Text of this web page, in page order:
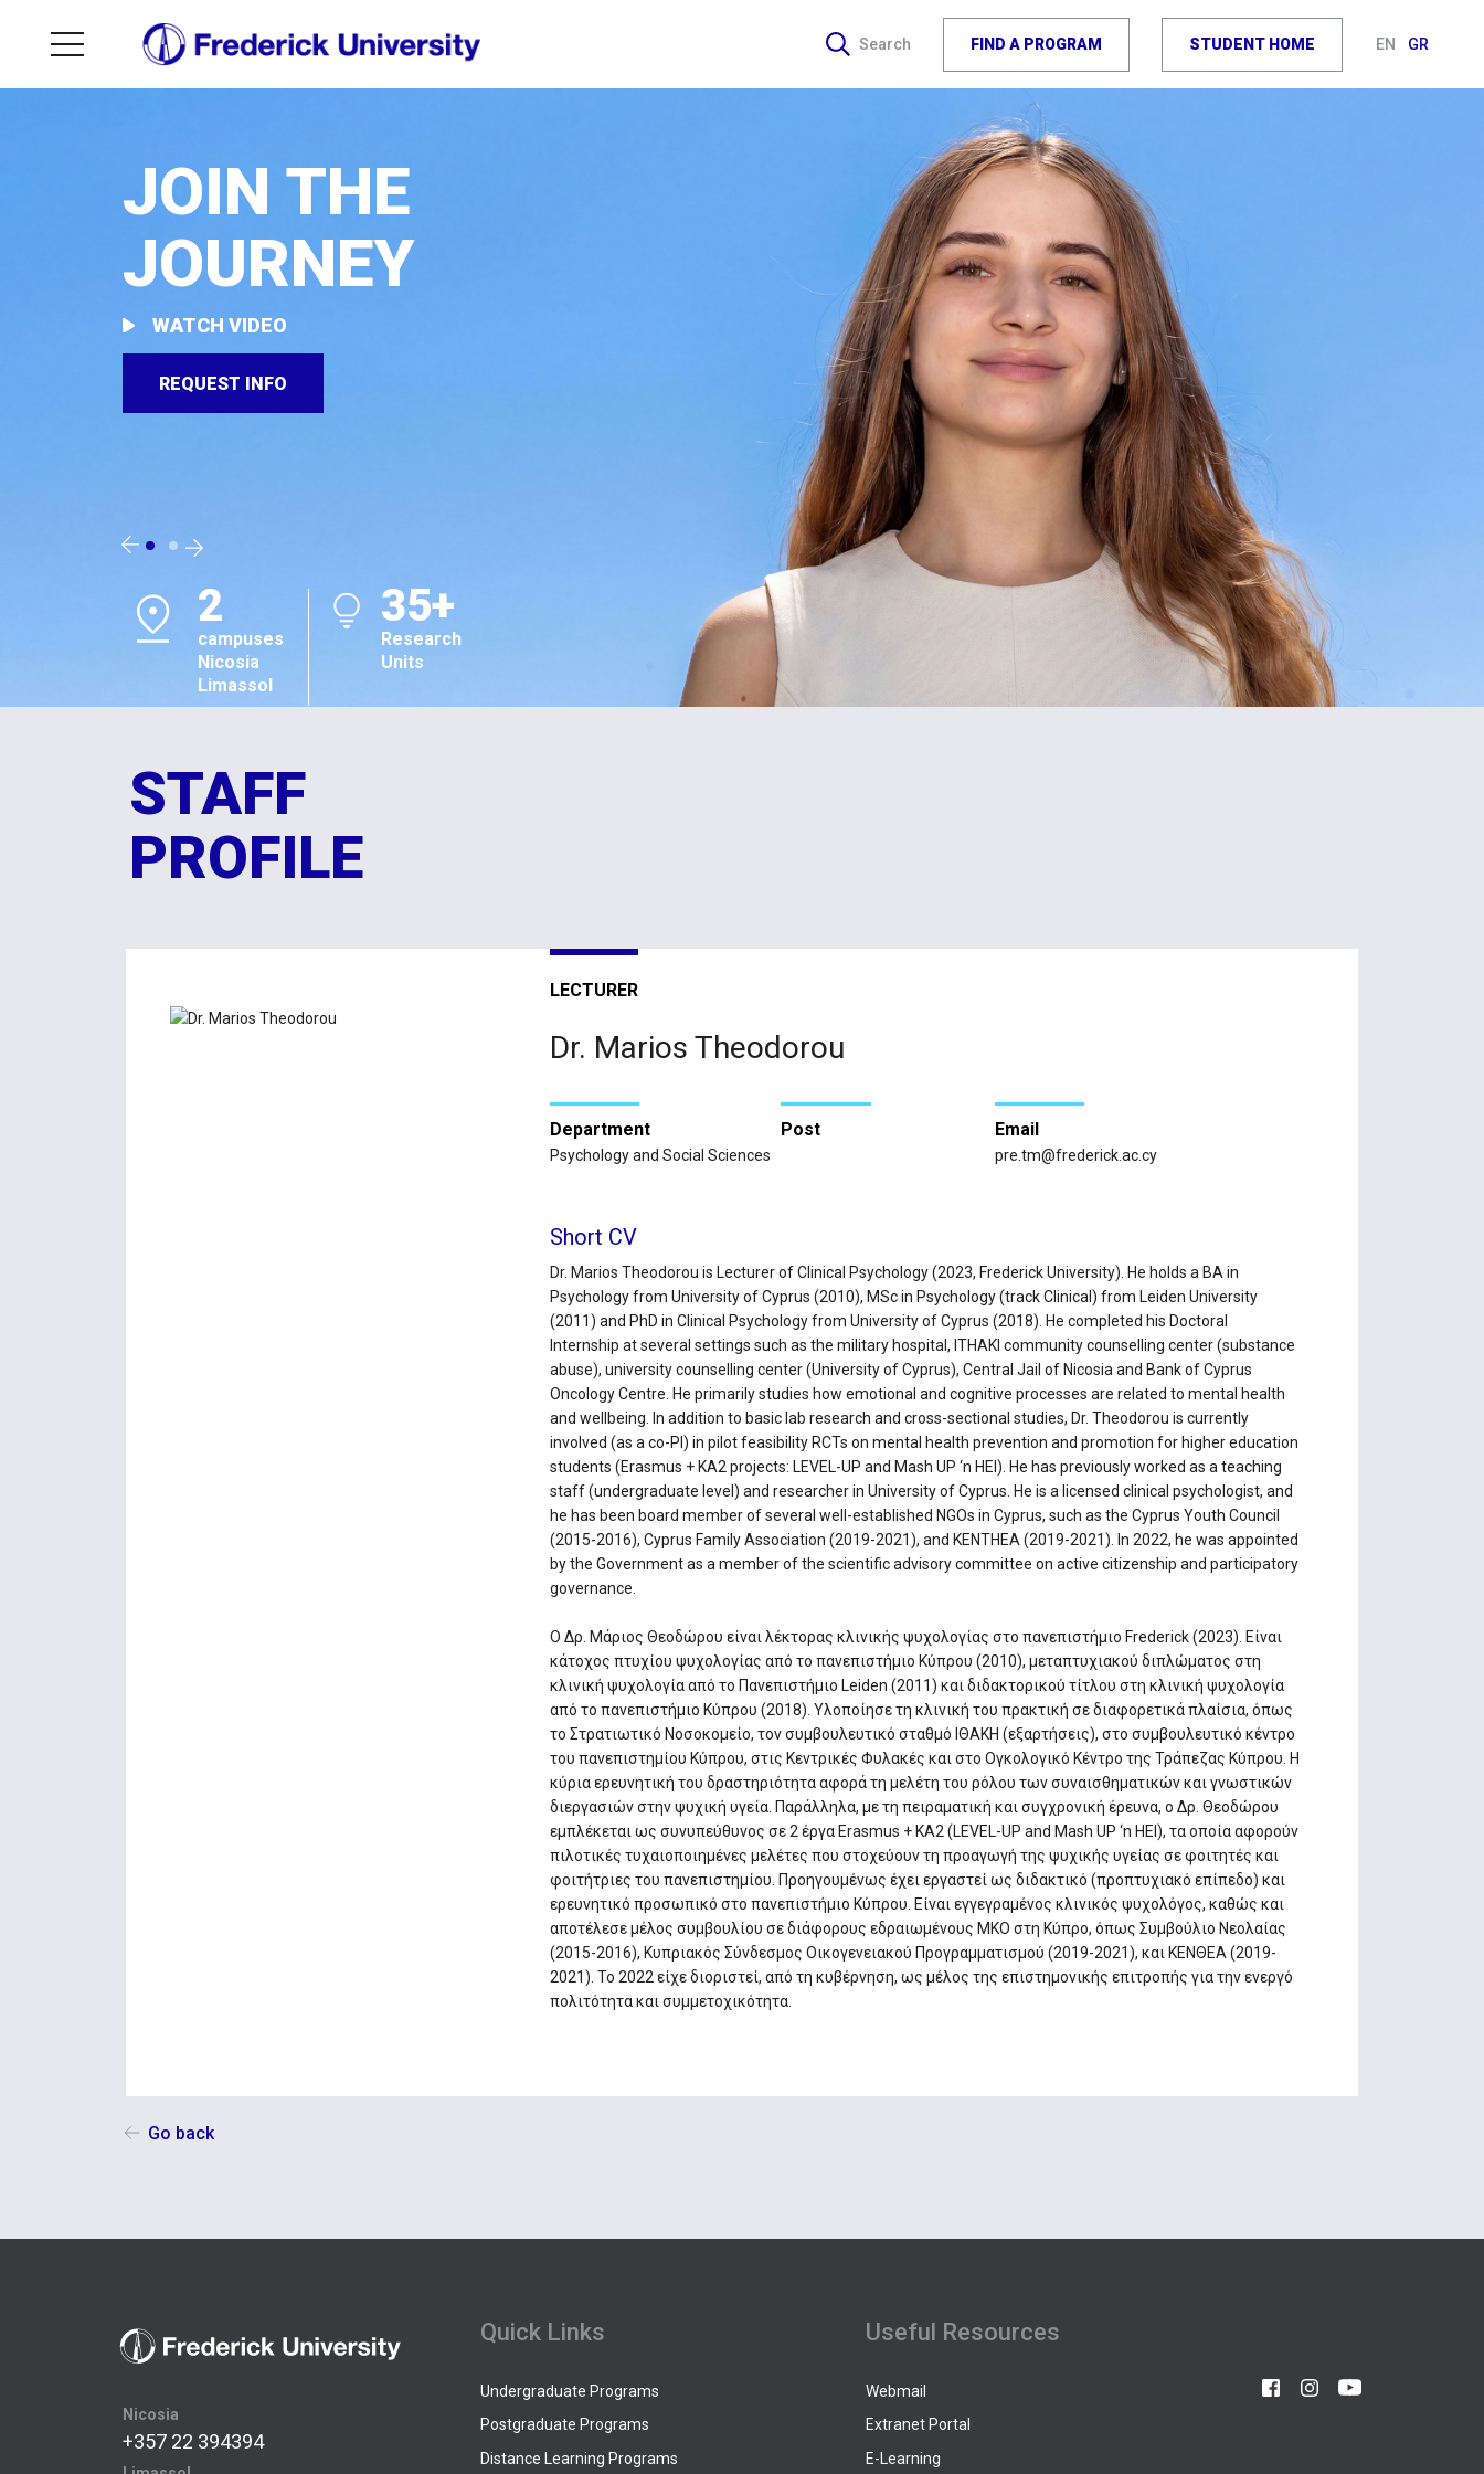
Search FIND A PROGRAM STUDENT HOME EN GR
JOIN THE
JOURNEY
WATCH VIDEO
REQUEST INFO
2
campuses
Nicosia
Limassol
35+
Research
Units
#1
in Cyprus
Sustainability
Ratings 2026
Ratings 2026
5
Schools
STAFF
PROFILE
LECTURER
Dr. Marios Theodorou
Department
Psychology and Social Sciences
Post Email
pre.tm@frederick.ac.cy
Short CV
Dr. Marios Theodorou is Lecturer of Clinical Psychology (2023, Frederick University). He holds a BA in
Psychology from University of Cyprus (2010), MSc in Psychology (track Clinical) from Leiden University
(2011) and PhD in Clinical Psychology from University of Cyprus (2018). He completed his Doctoral
Internship at several settings such as the military hospital, ITHAKI community counselling center (substance
abuse), university counselling center (University of Cyprus), Central Jail of Nicosia and Bank of Cyprus
Oncology Centre. He primarily studies how emotional and cognitive processes are related to mental health
and wellbeing. In addition to basic lab research and cross-sectional studies, Dr. Theodorou is currently
involved (as a co-PI) in pilot feasibility RCTs on mental health prevention and promotion for higher education
students (Erasmus + KA2 projects: LEVEL-UP and Mash UP ‘n HEI). He has previously worked as a teaching
staff (undergraduate level) and researcher in University of Cyprus. He is a licensed clinical psychologist, and
he has been board member of several well-established NGOs in Cyprus, such as the Cyprus Youth Council
(2015-2016), Cyprus Family Association (2019-2021), and KENTHEA (2019-2021). In 2022, he was appointed
by the Government as a member of the scientific advisory committee on active citizenship and participatory
governance.
Ο Δρ. Μάριος Θεοδώρου είναι λέκτορας κλινικής ψυχολογίας στο πανεπιστήμιο Frederick (2023). Είναι
κάτοχος πτυχίου ψυχολογίας από το πανεπιστήμιο Κύπρου (2010), μεταπτυχιακού διπλώματος στη
κλινική ψυχολογία από το Πανεπιστήμιο Leiden (2011) και διδακτορικού τίτλου στη κλινική ψυχολογία
από το πανεπιστήμιο Κύπρου (2018). Υλοποίησε τη κλινική του πρακτική σε διαφορετικά πλαίσια, όπως
το Στρατιωτικό Νοσοκομείο, τον συμβουλευτικό σταθμό ΙΘΑΚΗ (εξαρτήσεις), στο συμβουλευτικό κέντρο
του πανεπιστημίου Κύπρου, στις Κεντρικές Φυλακές και στο Ογκολογικό Κέντρο της Τράπεζας Κύπρου. Η
κύρια ερευνητική του δραστηριότητα αφορά τη μελέτη του ρόλου των συναισθηματικών και γνωστικών
διεργασιών στην ψυχική υγεία. Παράλληλα, με τη πειραματική και συγχρονική έρευνα, ο Δρ. Θεοδώρου
εμπλέκεται ως συνυπεύθυνος σε 2 έργα Erasmus + KA2 (LEVEL-UP and Mash UP ‘n HEI), τα οποία αφορούν
πιλοτικές τυχαιοποιημένες μελέτες που στοχεύουν τη προαγωγή της ψυχικής υγείας σε φοιτητές και
φοιτήτριες του πανεπιστημίου. Προηγουμένως έχει εργαστεί ως διδακτικό (προπτυχιακό επίπεδο) και
ερευνητικό προσωπικό στο πανεπιστήμιο Κύπρου. Είναι εγγεγραμένος κλινικός ψυχολόγος, καθώς και
αποτέλεσε μέλος συμβουλίου σε διάφορους εδραιωμένους ΜΚΟ στη Κύπρο, όπως Συμβούλιο Νεολαίας
(2015-2016), Κυπριακός Σύνδεσμος Οικογενειακού Προγραμματισμού (2019-2021), και ΚΕΝΘΕΑ (2019-
2021). Το 2022 είχε διοριστεί, από τη κυβέρνηση, ως μέλος της επιστημονικής επιτροπής για την ενεργό
πολιτότητα και συμμετοχικότητα.
Go back
Nicosia
+357 22 394394
Quick Links
Undergraduate Programs
Postgraduate Programs
Distance Learning Programs
Useful Resources
Webmail
Extranet Portal
E-Learning